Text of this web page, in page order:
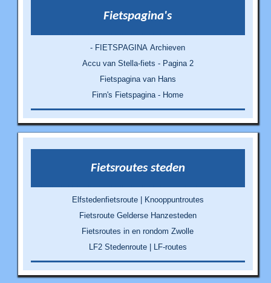
Fietspagina's
- FIETSPAGINA Archieven
Accu van Stella-fiets - Pagina 2
Fietspagina van Hans
Finn's Fietspagina - Home
Fietsroutes steden
Elfstedenfietsroute | Knooppuntroutes
Fietsroute Gelderse Hanzesteden
Fietsroutes in en rondom Zwolle
LF2 Stedenroute | LF-routes